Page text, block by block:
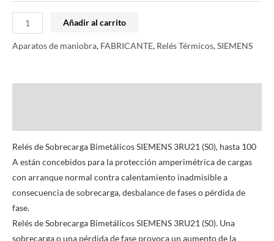
Añadir al carrito
Aparatos de maniobra, FABRICANTE, Relés Térmicos,SIEMENS
Relés de Sobrecarga Bimetálicos SIEMENS 3RU21 (S0), hasta 100
A están concebidos para la protección amperimétrica de cargas
con arranque normal contra calentamiento inadmisible a
consecuencia de sobrecarga, desbalance de fases o pérdida de
fase.
Relés de Sobrecarga Bimetálicos SIEMENS 3RU21 (S0). Una
sobrecarga o una pérdida de fase provoca un aumento de la